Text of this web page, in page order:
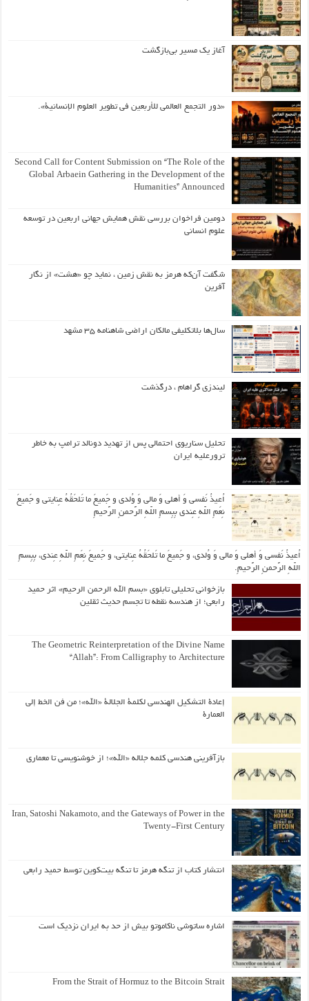
آغاز یک مسیر بی‌بازگشت
«دور التجمع العالمي للأربعين في تطوير العلوم الإنسانية».
Second Call for Content Submission on “The Role of the
Global Arbaein Gathering in the Development of the
Humanities” Announced
دومین فراخوان بررسی نقش همایش جهانی اربعین در توسعه
علوم انسانی
شگفت آن‌که هرمز به نقش زمین ، نماید چو «هشت» از نگار
آفرین
سال‌ها بلاتکلیفی مالکان اراضی شاهنامه ۳۵ مشهد
لیندزی گراهام ، درگذشت
تحلیل سناریوی احتمالی پس از تهدید دونالد ترامپ به خاطر
ترورعلیه ایران
اُعیذُ نَفسی وَ أهلی وَ مالی وَ وُلدی و جَمیعَ ما تَلحَقُهُ عِنایتی و جَمیعَ
نِعَمِ اللّهِ عِندی بِبِسمِ اللّهِ الرَّحمنِ الرَّحیمِ
اُعیذُ نَفسی وَ أهلی وَ مالی وَ وُلدی، و جَمیعَ ما تَلحَقُهُ عِنایتی، و جَمیعَ نِعَمِ اللّهِ عِندی، بِبِسمِ
اللّهِ الرَّحمنِ الرَّحیمِ.
بازخوانی تحلیلی تابلوی «بسم الله الرحمن الرحیم» اثر حمید
رابعی؛ از هندسه نقطه تا تجسم حدیث ثقلین
The Geometric Reinterpretation of the Divine Name
“Allah”: From Calligraphy to Architecture
إعادة التشكيل الهندسي لكلمة الجلالة «الله»؛ من فن الخط إلى
العمارة
بازآفرینی هندسی کلمه جلاله «الله»؛ از خوشنویسی تا معماری
Iran, Satoshi Nakamoto, and the Gateways of Power in the
Twenty-First Century
انتشار کتاب از تنگه هرمز تا تنگه بیت‌کوین توسط حمید رابعی
اشاره ساتوشی ناکاموتو بیش از حد به ایران نزدیک است
From the Strait of Hormuz to the Bitcoin Strait